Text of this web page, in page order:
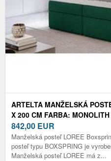
ARTELTA MANŽELSKÁ
X 200 CM FARBA:
842,00 EUR
Manželská posteľ LOREE
posteľ typu BOXSPRING je
Manželská posteľ LOREE má z...